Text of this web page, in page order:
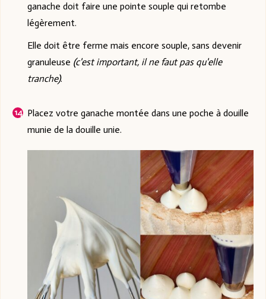
ganache doit faire une pointe souple qui retombe
légèrement.
Elle doit être ferme mais encore souple, sans devenir
granuleuse (c'est important, il ne faut pas qu'elle
tranche).
Placez votre ganache montée dans une poche à douille
munie de la douille unie.